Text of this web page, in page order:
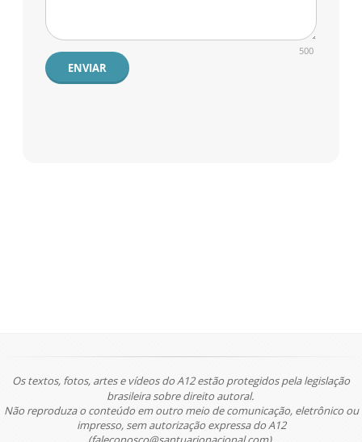
500
ENVIAR
Os textos, fotos, artes e vídeos do A12 estão protegidos pela legislação
brasileira sobre direito autoral.
Não reproduza o conteúdo em outro meio de comunicação, eletrônico ou
impresso, sem autorização expressa do A12